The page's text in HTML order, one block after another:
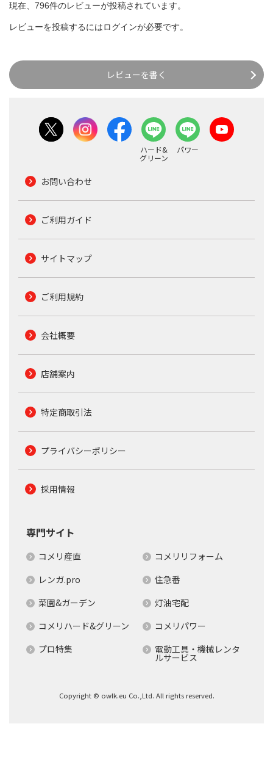
現在、796件のレビューが投稿されています。
レビューを投稿するにはログインが必要です。
レビューを書く
ハード&
グリーン
パワー
お問い合わせ
ご利用ガイド
サイトマップ
ご利用規約
会社概要
店舗案内
特定商取引法
プライバシーポリシー
採用情報
専門サイト
コメリ産直
コメリリフォーム
レンガ.pro
住急番
菜園&ガーデン
灯油宅配
コメリハード&グリーン
コメリパワー
プロ特集
電動工具・機械レンタ
ルサービス
Copyright © owlk.eu Co.,Ltd. All rights reserved.